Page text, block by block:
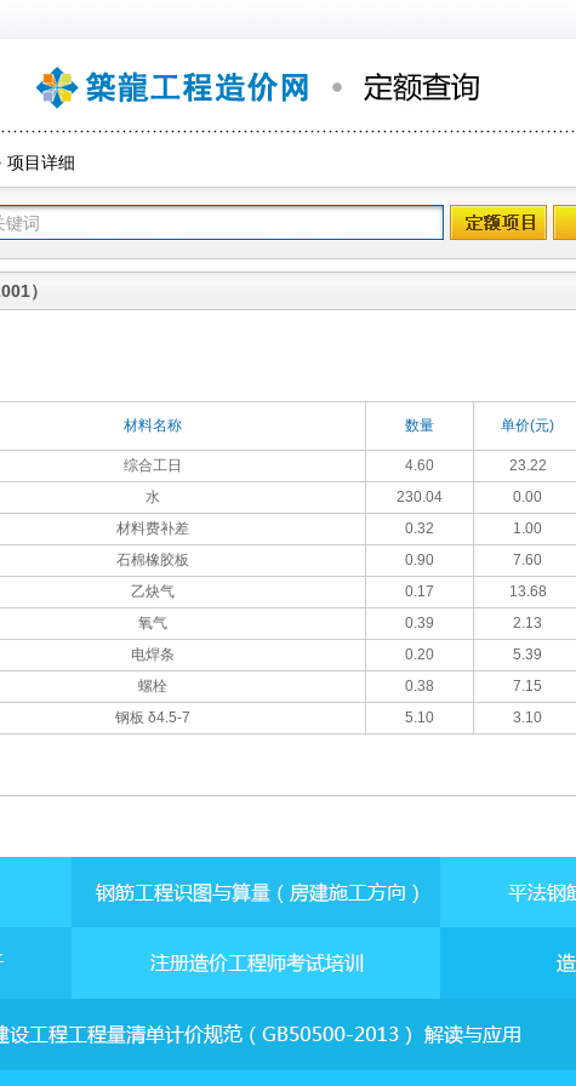
项目详细
）
材料名称 数量 单价(元)
综合工日 4.60 23.22
水 230.04 0.00
材料费补差 0.32 1.00
石棉橡胶板 0.90 7.60
乙炔气 0.17 13.68
氧气 0.39 2.13
电焊条 0.20 5.39
螺栓 0.38 7.15
钢板 δ4.5-7 5.10 3.10